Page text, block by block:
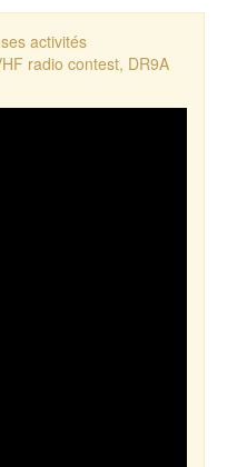
activités
radio contest, DR9A